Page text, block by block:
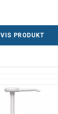
VIS PRODUKT